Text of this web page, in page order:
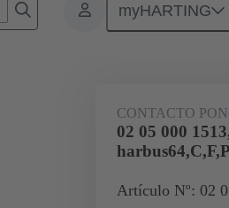
myHARTING
CONTACTO
02 05 000
Artículo Nº: 02